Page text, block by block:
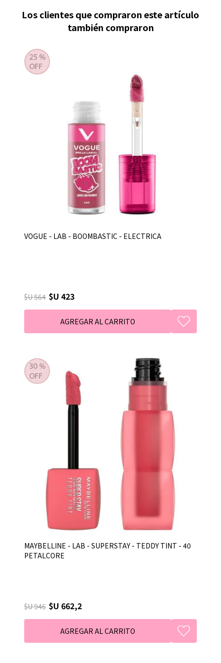
Los clientes que compraron este artículo
también compraron
VOGUE - LAB - BOOMBASTIC - ELECTRICA
$U 564 $U 423
MAYBELLINE - LAB - SUPERSTAY - TEDDY TINT - 40
PETALCORE
$U 946 $U 662,2